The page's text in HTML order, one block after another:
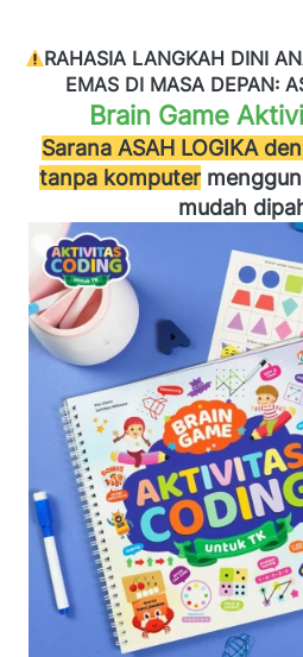
RAHASIA LANGKAH DINI
EMAS DI MASA DEPAN:
Brain Game
Sarana ASAH LOGIKA
tanpa komputer
mudah